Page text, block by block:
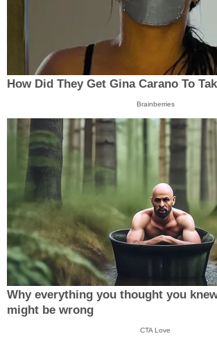
How Did They Get Gina Carano To
Brainberries
Why everything you thought you
might be wrong
CTA Love